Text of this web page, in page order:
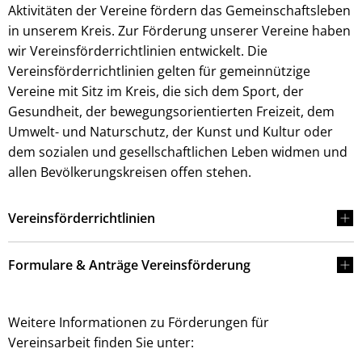
Aktivitäten der Vereine fördern das Gemeinschaftsleben
in unserem Kreis. Zur Förderung unserer Vereine haben
wir Vereinsförderrichtlinien entwickelt. Die
Vereinsförderrichtlinien gelten für gemeinnützige
Vereine mit Sitz im Kreis, die sich dem Sport, der
Gesundheit, der bewegungsorientierten Freizeit, dem
Umwelt- und Naturschutz, der Kunst und Kultur oder
dem sozialen und gesellschaftlichen Leben widmen und
allen Bevölkerungskreisen offen stehen.
Vereinsförderrichtlinien
Formulare & Anträge Vereinsförderung
Weitere Informationen zu Förderungen für
Vereinsarbeit finden Sie unter: